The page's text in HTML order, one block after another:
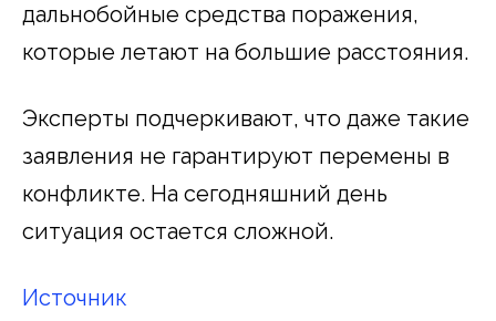
дальнобойные средства поражения,
которые летают на большие расстояния.
Эксперты подчеркивают, что даже такие
заявления не гарантируют перемены в
конфликте. На сегодняшний день
ситуация остается сложной.
Источник